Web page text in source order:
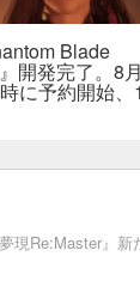
Blade
開発完了。8
に予約開始、
現Re:Master』